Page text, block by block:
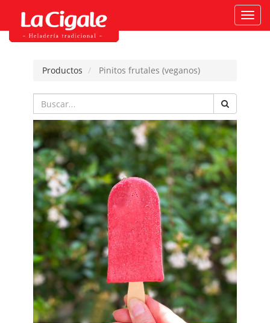
Productos Pinitos frutales (veganos)